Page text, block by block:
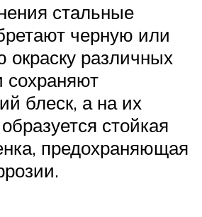
стальные
черную или
различных
сохраняют
блеск, а на их
стойкая
предохраняющая